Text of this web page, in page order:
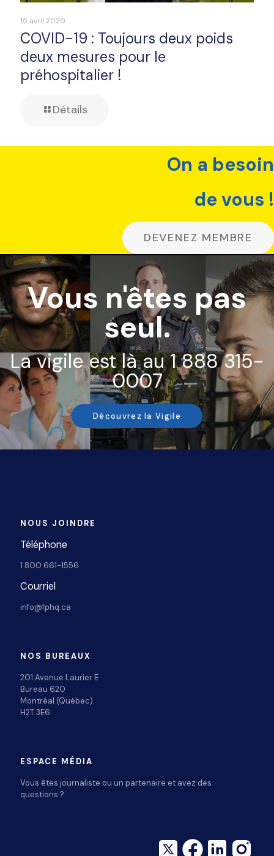
15 avril 2020
COVID-19 : Toujours deux poids
deux mesures pour le
préhospitalier !
Détails
On a besoin
de vous !
DEVENEZ MEMBRE
Vous n'êtes pas
seul.
La vigile est là au 1 888 315-
0007
Découvrez la Vigile
NOUS JOINDRE
Téléphone
1 800 661-1556
Courriel
info@fphq.ca
NOS BUREAUX
201 Avenue Laurier E
Bureau 620
Montréal (Québec)
H2T 3E6
ESPACE MÉDIA
Vous êtes journaliste ou un partenaire et avez des
questions ?